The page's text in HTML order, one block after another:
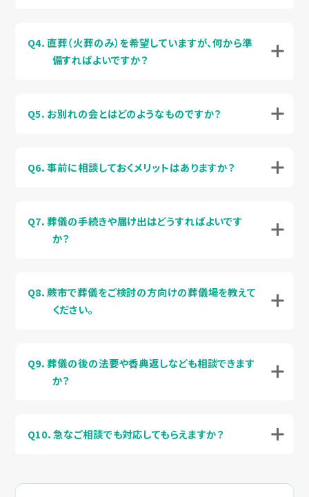
Q4．直葬（火葬のみ）を希望していますが、何から準
備すればよいですか？
Q5．お別れの会とはどのようなものですか？
Q6．事前に相談しておくメリットはありますか？
Q7．葬儀の手続きや届け出はどうすればよいです
か？
Q8．蕨市で葬儀をご検討の方向けの葬儀場を教えて
ください。
Q9．葬儀の後の法要や香典返しなども相談できます
か？
Q10．急なご相談でも対応してもらえますか？